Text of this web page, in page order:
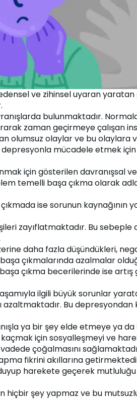
ve zihinsel uyaran
bulunmaktadır.
zaman geçirmeye çalışan
olumsuz olaylar ve bu
mücadele etmek
için gösterilen davranışsal
temelli başa çıkma olarak
ise sorunun kaynağının
zayıflatmaktadır. Bu
daha fazla düşündükleri,
çıkmalarında azalmalar
çıkma becerilerinde ise
ilgili büyük sorunlar
Bu
ya bir şey elde etmeye ya
için sosyalleşmeyi ve
çoğalmasını
fikrini akıllarına
harekete geçerek
şey yapmaz ve bu